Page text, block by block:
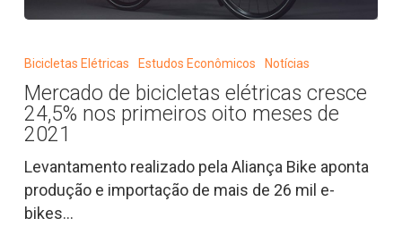
de
elétricas
cresce
24,5%
nos
primeiros
oito
Bicicletas Elétricas Estudos Econômicos Notícias
Mercado de bicicletas elétricas cresce
24,5% nos primeiros oito meses de
2021
Levantamento realizado pela Aliança Bike aponta
produção e importação de mais de 26 mil e-
bikes…